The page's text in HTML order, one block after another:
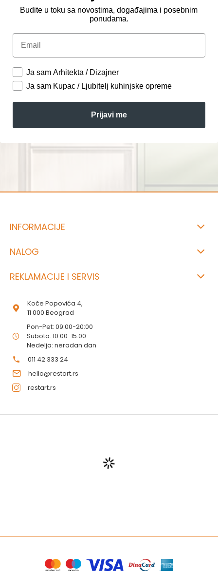
Budite u toku sa novostima, događajima i posebnim
ponudama.
Email
Ja sam Arhitekta / Dizajner
Ja sam Kupac / Ljubitelj kuhinjske opreme
Prijavi me
INFORMACIJE
NALOG
REKLAMACIJE I SERVIS
Koče Popovića 4,
11 000 Beograd
Pon-Pet: 09:00-20:00
Subota: 10:00-15:00
Nedelja: neradan dan
011 42 333 24
hello@restart.rs
restart.rs